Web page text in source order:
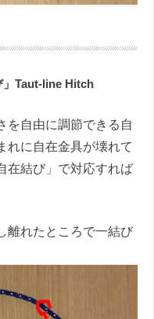
」Taut-line Hitch
を自由に調節できる自
れに自在金具が壊れて
在結び」で対応すれば
離れたところで一結び